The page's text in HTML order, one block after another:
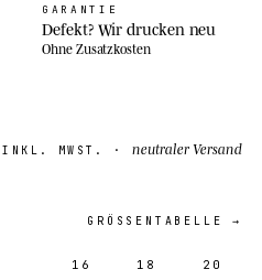
GARANTIE
Defekt? Wir drucken neu
Ohne Zusatzkosten
INKL. MWST. · neutraler Versand
GRÖSSENTABELLE →
16 18 20